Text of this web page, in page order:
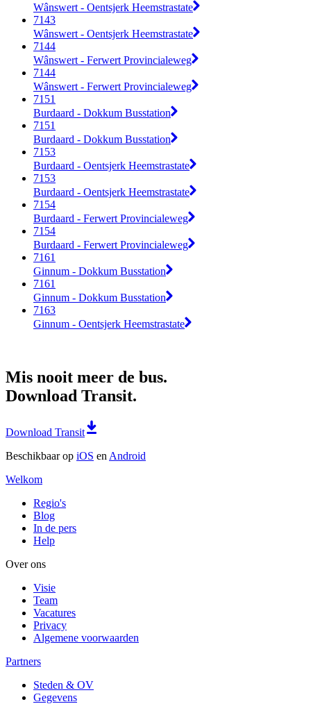
Wânswert - Oentsjerk Heemstrastate
7143
Wânswert - Oentsjerk Heemstrastate
7144
Wânswert - Ferwert Provincialeweg
7144
Wânswert - Ferwert Provincialeweg
7151
Burdaard - Dokkum Busstation
7151
Burdaard - Dokkum Busstation
7153
Burdaard - Oentsjerk Heemstrastate
7153
Burdaard - Oentsjerk Heemstrastate
7154
Burdaard - Ferwert Provincialeweg
7154
Burdaard - Ferwert Provincialeweg
7161
Ginnum - Dokkum Busstation
7161
Ginnum - Dokkum Busstation
7163
Ginnum - Oentsjerk Heemstrastate
Mis nooit meer de bus.
Download Transit.
Download Transit
Beschikbaar op iOS en Android
Welkom
Regio's
Blog
In de pers
Help
Over ons
Visie
Team
Vacatures
Privacy
Algemene voorwaarden
Partners
Steden & OV
Gegevens